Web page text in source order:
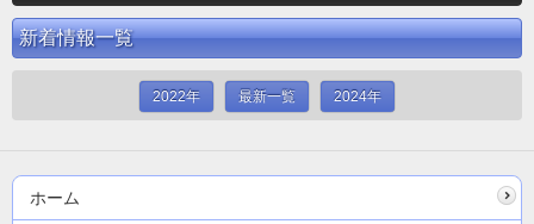
新着情報一覧
2022年 最新一覧 2024年
ホーム